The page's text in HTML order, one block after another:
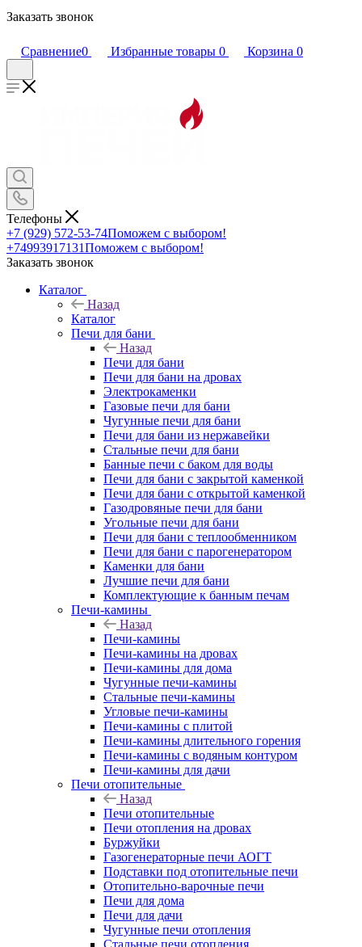
Заказать звонок
Сравнение0 Избранные товары 0 Корзина 0
Телефоны
+7 (929) 572-53-74Поможем с выбором!
+74993917131Поможем с выбором!
Заказать звонок
Каталог
Назад
Каталог
Печи для бани
Назад
Печи для бани
Печи для бани на дровах
Электрокаменки
Газовые печи для бани
Чугунные печи для бани
Печи для бани из нержавейки
Стальные печи для бани
Банные печи с баком для воды
Печи для бани с закрытой каменкой
Печи для бани с открытой каменкой
Газодровяные печи для бани
Угольные печи для бани
Печи для бани с теплообменником
Печи для бани с парогенератором
Каменки для бани
Лучшие печи для бани
Комплектующие к банным печам
Печи-камины
Назад
Печи-камины
Печи-камины на дровах
Печи-камины для дома
Чугунные печи-камины
Стальные печи-камины
Угловые печи-камины
Печи-камины с плитой
Печи-камины длительного горения
Печи-камины с водяным контуром
Печи-камины для дачи
Печи отопительные
Назад
Печи отопительные
Печи отопления на дровах
Буржуйки
Газогенераторные печи АОГТ
Подставки под отопительные печи
Отопительно-варочные печи
Печи для дома
Печи для дачи
Чугунные печи отопления
Стальные печи отопления